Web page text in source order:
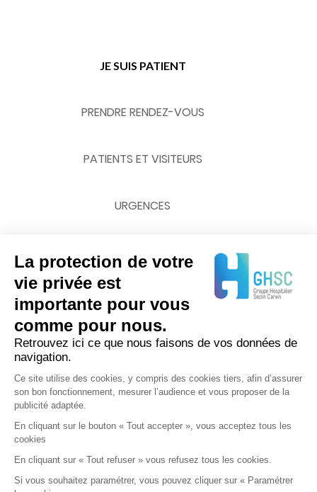
JE SUIS PATIENT
PRENDRE RENDEZ-VOUS
PATIENTS ET VISITEURS
URGENCES
NOUS CONTACTER
03 20 62 70 00
La protection de votre
vie privée est
importante pour vous
comme pour nous.
Retrouvez ici ce que nous faisons de vos données de
navigation.
Ce site utilise des cookies, y compris des cookies tiers, afin d’assurer
son bon fonctionnement, mesurer l’audience et vous proposer de la
publicité adaptée.
En cliquant sur le bouton « Tout accepter », vous acceptez tous les
cookies
En cliquant sur « Tout refuser » vous refusez tous les cookies.
Si vous souhaitez paramétrer, vous pouvez cliquer sur « Paramétrer